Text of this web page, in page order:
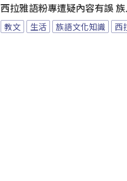
西拉雅語粉專遭疑內容有誤
教文 生活 族語文化知識 西